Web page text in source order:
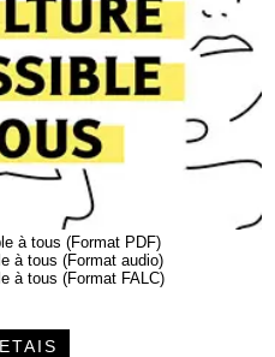
à tous (Format PDF)
à tous (Format audio)
à tous (Format FALC)